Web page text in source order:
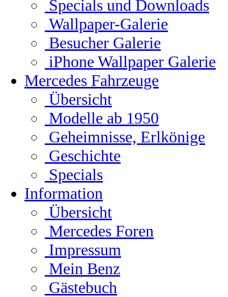
Specials und Downloads
Wallpaper-Galerie
Besucher Galerie
iPhone Wallpaper Galerie
Mercedes Fahrzeuge
Übersicht
Modelle ab 1950
Geheimnisse, Erlkönige
Geschichte
Specials
Information
Übersicht
Mercedes Foren
Impressum
Mein Benz
Gästebuch